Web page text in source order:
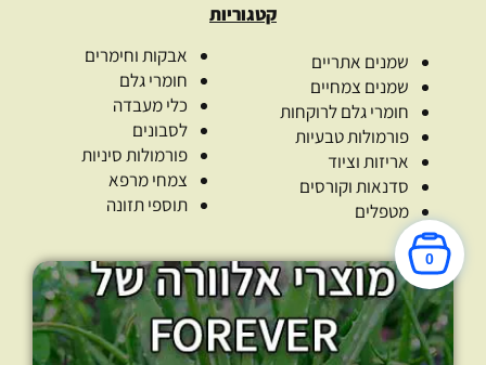
קטגוריות
שמנים אתריים
שמנים צמחיים
חומרי גלם לרוקחות
פורמולות טבעיות
אריזות וציוד
סדנאות וקורסים
מטפלים
אבקות וחימרים
חומרי גלם
כלי מעבדה
לסבונים
פורמולות סיניות
צמחי מרפא
תוספי תזונה
0